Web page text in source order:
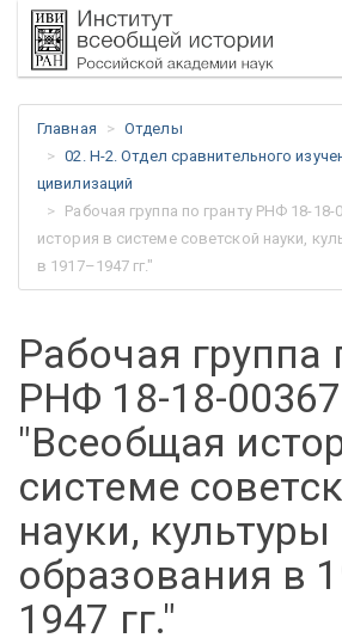
Главная
Отделы
02. Н-2. Отдел сравнительного
цивилизаций
Рабочая группа по гранту РНФ 18-
история в системе советской науки,
в 1917–1947 гг."
Рабочая группа
РНФ 18-18-00367
"Всеобщая
системе
науки, культуры
образования в
1947 гг."